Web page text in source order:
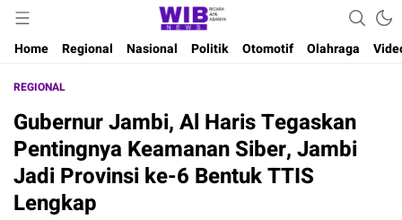
Wibnews
Waktu Indonesia Bicara
Home
Regional Nasional Politik Otomotif Olahraga
REGIONAL
Gubernur Jambi, Al Haris Tegaskan
Pentingnya Keamanan Siber, Jambi
Jadi Provinsi ke-6 Bentuk TTIS
Lengkap